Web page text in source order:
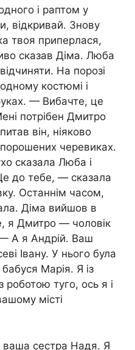
і раптом у
відкривай. Знову
твоя приперлася,
сказав Діма. Люба
На порозі
костюмі і
— Вибачте, це
потрібен Дмитро
він, ніяково
черевиках.
сказала Люба і
до тебе, — сказала
Останнім часом,
Діма вийшов в
я Дмитро — чоловік
А я Андрій. Ваш
Івану. У нього була
Марія. Я із
туго, ось я і
місті
ваша сестра Надя. Я